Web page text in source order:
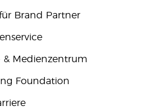
Brand Partner
& Medienzentrum
Foundation